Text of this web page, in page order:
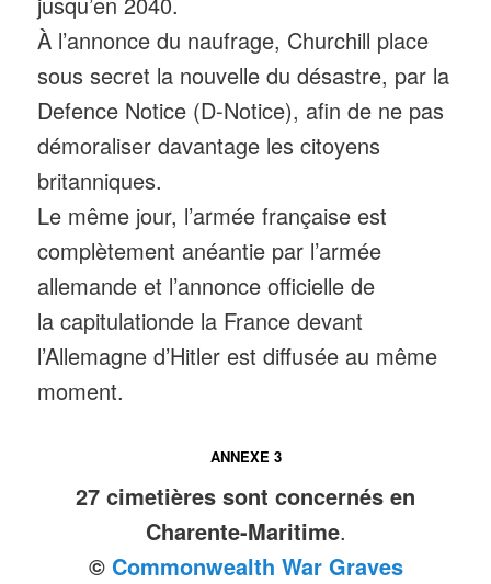
À l’annonce du naufrage, Churchill place
sous secret la nouvelle du désastre, par la
Defence Notice (D-Notice), afin de ne pas
démoraliser davantage les citoyens
britanniques.
Le même jour, l’armée française est
complètement anéantie par l’armée
allemande et l’annonce officielle de
la capitulationde la France devant
l’Allemagne d’Hitler est diffusée au même
moment.
ANNEXE 3
27 cimetières sont concernés en
Charente-Maritime.
© Commonwealth War Graves